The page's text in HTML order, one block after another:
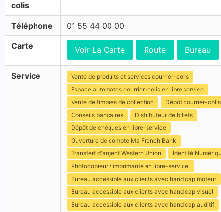
colis
Téléphone 01 55 44 00 00
Carte Voir La Carte Route Bureau
Service
Vente de produits et services courrier-colis
Espace automates courrier-colis en libre service
Vente de timbres de collection
Dépôt courrier-colis
Conseils bancaires
Distributeur de billets
Dépôt de chèques en libre-service
Ouverture de compte Ma French Bank
Transfert d'argent Western Union
Identité
Photocopieur / imprimante en libre-service
Bureau accessible aux clients avec handicap moteur
Bureau accessible aux clients avec handicap visuel
Bureau accessible aux clients avec handicap auditif